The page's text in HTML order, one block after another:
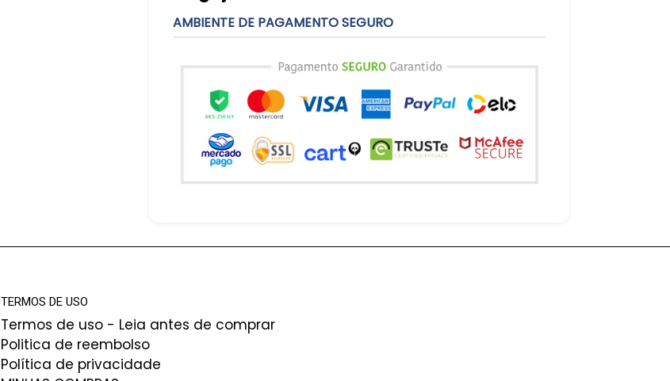
AMBIENTE DE PAGAMENTO SEGURO
TERMOS DE USO
Termos de uso - Leia antes de comprar
Politica de reembolso
Política de privacidade